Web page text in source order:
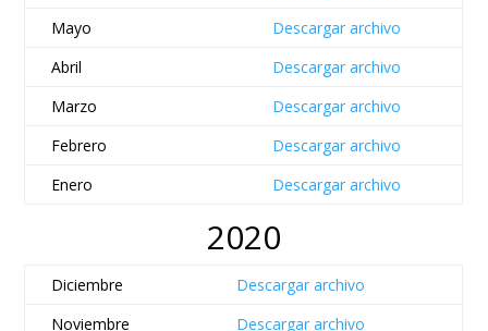
Mayo
Descargar archivo
Abril
Descargar archivo
Marzo
Descargar archivo
Febrero
Descargar archivo
Enero
Descargar archivo
2020
Diciembre
Descargar archivo
Noviembre
Descargar archivo